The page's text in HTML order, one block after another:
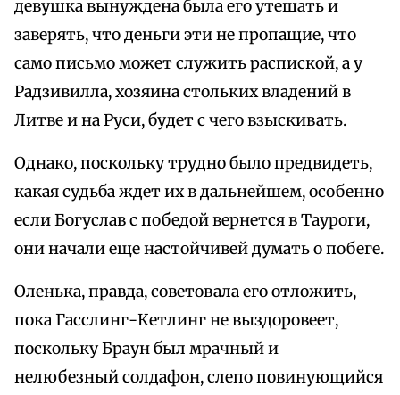
девушка вынуждена была его утешать и
заверять, что деньги эти не пропащие, что
само письмо может служить распиской, а у
Радзивилла, хозяина стольких владений в
Литве и на Руси, будет с чего взыскивать.
Однако, поскольку трудно было предвидеть,
какая судьба ждет их в дальнейшем, особенно
если Богуслав с победой вернется в Тауроги,
они начали еще настойчивей думать о побеге.
Оленька, правда, советовала его отложить,
пока Гасслинг-Кетлинг не выздоровеет,
поскольку Браун был мрачный и
нелюбезный солдафон, слепо повинующийся